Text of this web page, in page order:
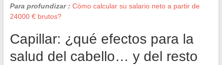
Para profundizar : Cómo calcular su salario neto a partir de
24000 € brutos?
Capillar: ¿qué efectos para la
salud del cabello… y del resto